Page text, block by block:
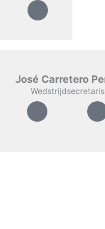
José Carretero
Wedstrijdsecretaris